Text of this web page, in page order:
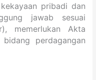
pribadi dan
jawab sesuai
memerlukan Akta
perdagangan